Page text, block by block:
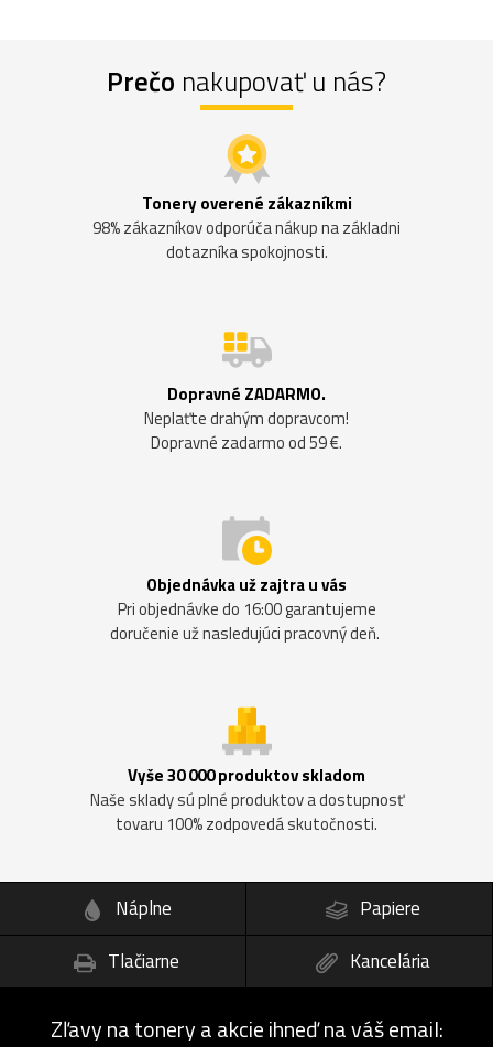
Prečo nakupovať u nás?
Tonery overené zákazníkmi
98% zákazníkov odporúča nákup na základni
dotazníka spokojnosti.
Dopravné ZADARMO.
Neplaťte drahým dopravcom!
Dopravné zadarmo od 59 €.
Objednávka už zajtra u vás
Pri objednávke do 16:00 garantujeme
doručenie už nasledujúci pracovný deň.
Vyše 30 000 produktov skladom
Naše sklady sú plné produktov a dostupnosť
tovaru 100% zodpovedá skutočnosti.
Náplne
Papiere
Tlačiarne
Kancelária
Zľavy na tonery a akcie ihneď na váš email: